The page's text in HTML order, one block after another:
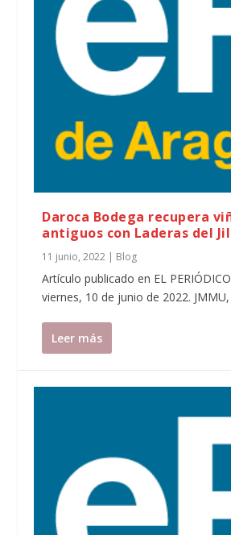
Daroca Bodega recupera
antiguos con Laderas del
11 junio, 2022 | Blog
Artículo publicado en EL
viernes, 10 de junio de 2022. JMMU,
Leer más